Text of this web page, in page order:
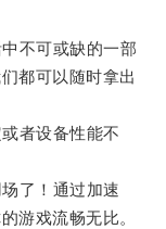
不可或缺的一部
都可以随时拿出
者设备性能不
了！通过加速
游戏流畅无比。